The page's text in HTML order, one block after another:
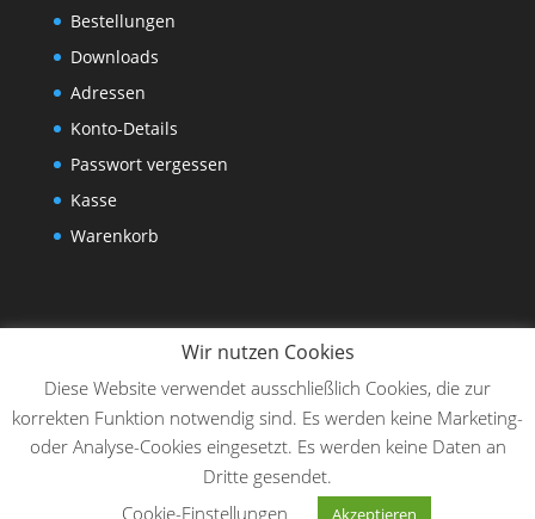
Bestellungen
Downloads
Adressen
Konto-Details
Passwort vergessen
Kasse
Warenkorb
Elegant Themes| Powered by
Wir nutzen Cookies
Diese Website verwendet ausschließlich Cookies, die zur
korrekten Funktion notwendig sind. Es werden keine Marketing-
oder Analyse-Cookies eingesetzt. Es werden keine Daten an
Dritte gesendet.
Cookie-Einstellungen
Akzeptieren